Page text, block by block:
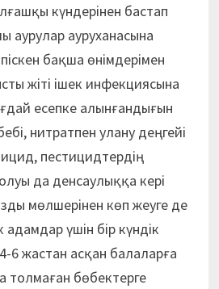
күндерінен бастап
аурулар ауруханасына
бақша өнімдерімен
жіті ішек инфекциясына
есепке алынғандығын
нитратпен улану деңгейі
пестицидтердің
да денсаулыққа кері
мөлшерінен көп жеуге де
үшін бір күндік
6 жастан асқан балаларға
толмаған бөбектерге